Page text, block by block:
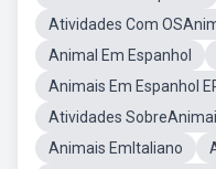
Atividades Com
Animal Em Espanhol
Animais Em Espanhol
Atividades
Animais EmItaliano